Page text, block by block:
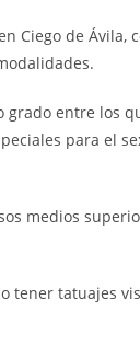
entrada:
Ciego de Ávila,
grado entre los
para el
medios
tener tatuajes